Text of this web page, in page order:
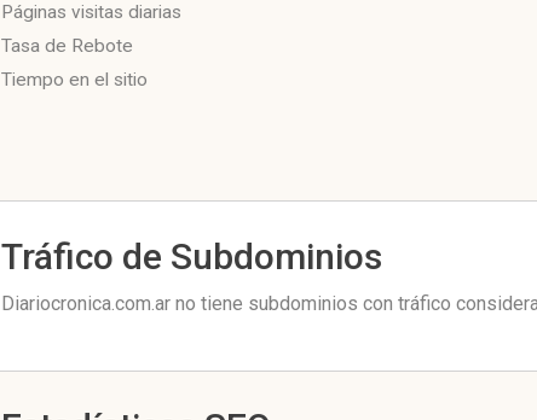
Páginas visitas diarias
Tasa de Rebote
Tiempo en el sitio
Tráfico de Subdominios
Diariocronica.com.ar no tiene subdominios con tráfico